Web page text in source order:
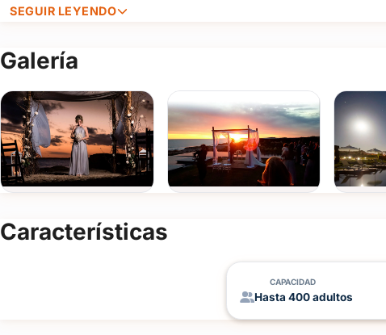
SEGUIR LEYENDO
Galería
Características
CAPACIDAD
Hasta 400 adultos